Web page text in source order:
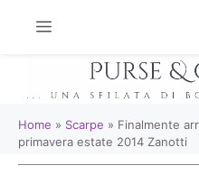
Home » Scarpe » Finalmente
primavera estate 2014 Zanotti